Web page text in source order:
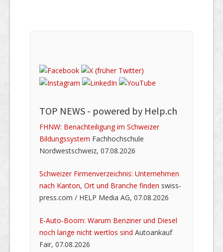
TOP NEWS - powered by Help.ch
FHNW: Benachteiligung im Schweizer
Bildungssystem Fachhochschule
Nordwestschweiz, 07.08.2026
Schweizer Firmenverzeichnis: Unternehmen
nach Kanton, Ort und Branche finden swiss-
press.com / HELP Media AG, 07.08.2026
E-Auto-Boom: Warum Benziner und Diesel
noch lange nicht wertlos sind Autoankauf
Fair, 07.08.2026